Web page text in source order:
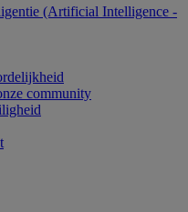
(Artificial Intelligence -
community